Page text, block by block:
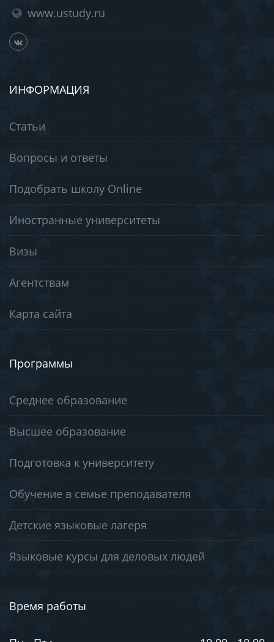
www.ustudy.ru
ИНФОРМАЦИЯ
Статьи
Вопросы и ответы
Подобрать школу Online
Иностранные университеты
Визы
Агентствам
Карта сайта
Программы
Среднее образование
Высшее образование
Подготовка к университету
Обучение в семье преподавателя
Детские языковые лагеря
Языковые курсы для деловых людей
Время работы